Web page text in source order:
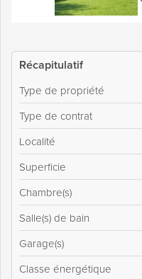
Récapitulatif
Type de propriété
Type de contrat
Localité
Superficie
Chambre(s)
Salle(s) de bain
Garage(s)
Classe énergétique